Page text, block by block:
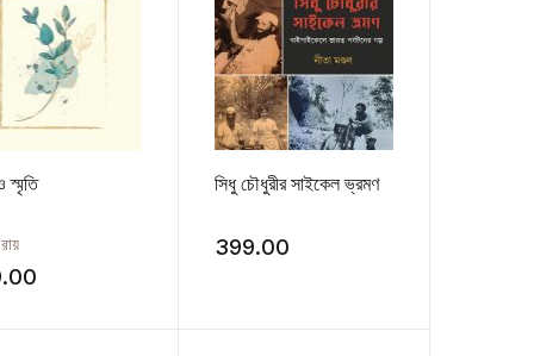
স্মৃতি সিধু চৌধুরীর সাইকেল ভ্রমণ
399.00